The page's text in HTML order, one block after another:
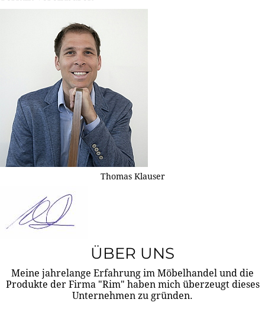
Thomas Klauser
ÜBER UNS
Meine jahrelange Erfahrung im Möbelhandel und die
Produkte der Firma "Rim" haben mich überzeugt dieses
Unternehmen zu gründen.